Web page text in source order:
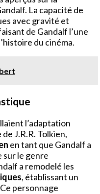
La capacité de
avec gravité et
de Gandalf l’une
du cinéma.
l’adaptation
J.R.R. Tolkien,
en tant que Gandalf a
sur le genre
a remodelé les
, établissant un
personnage